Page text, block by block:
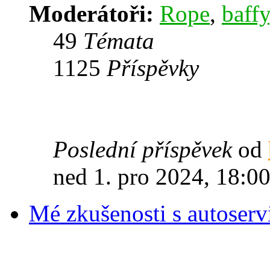
Moderátoři: Rope, baffy
49 Témata
1125 Příspěvky
Poslední příspěvekod
ned 1. pro 2024, 18:00
Mé zkušenosti s